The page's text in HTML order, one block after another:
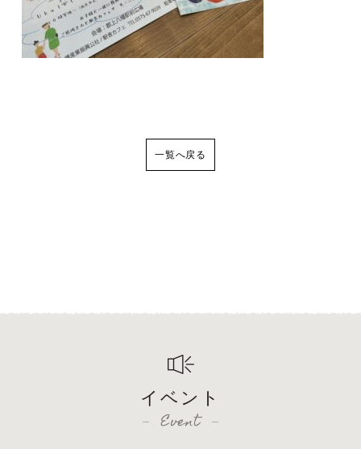
一覧へ戻る
イベント
Event